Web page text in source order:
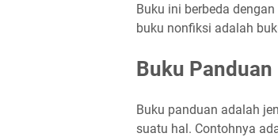
Buku ini berbeda
buku nonfiksi adalah
Buku Panduan
Buku panduan adalah
suatu hal. Contohnya